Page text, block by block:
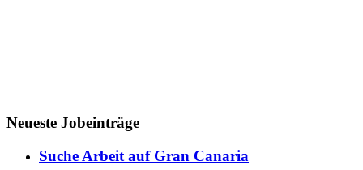
Neueste Jobeinträge
Suche Arbeit auf Gran Canaria